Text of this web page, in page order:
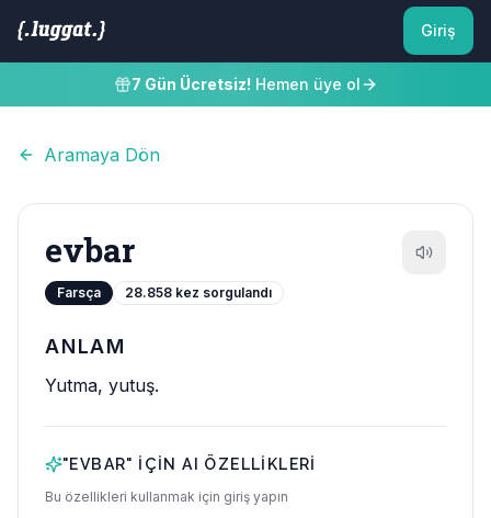
Giriş
7 Gün Ücretsiz! Hemen üye ol
Aramaya Dön
evbar
Farsça 28.858 kez sorgulandı
ANLAM
Yutma, yutuş.
"EVBAR" IÇIN AI ÖZELLIKLERI
Bu özellikleri kullanmak için giriş yapın